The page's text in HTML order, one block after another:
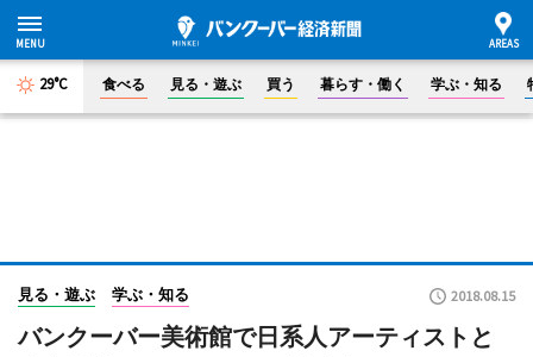
29°C 食べる 見る・遊ぶ 買う 暮らす・働く 学ぶ・知る
見る・遊ぶ 学ぶ・知る 2018.08.15
バンクーバー美術館で日系人アーティストと